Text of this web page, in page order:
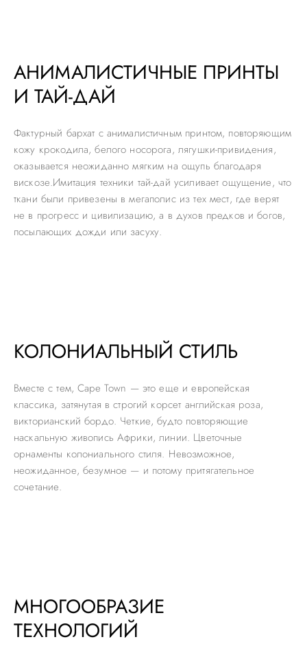
АНИМАЛИСТИЧНЫЕ ПРИНТЫ
И ТАЙ-ДАЙ
Фактурный бархат с анималистичным принтом, повторяющим
кожу крокодила, белого носорога, лягушки-привидения,
оказывается неожиданно мягким на ощупь благодаря
вискозе.Имитация техники тай-дай усиливает ощущение, что
ткани были привезены в мегаполис из тех мест, где верят
не в прогресс и цивилизацию, а в духов предков и богов,
посылающих дожди или засуху.
КОЛОНИАЛЬНЫЙ СТИЛЬ
Вместе с тем, Cape Town — это еще и европейская
классика, затянутая в строгий корсет английская роза,
викторианский бордо. Четкие, будто повторяющие
наскальную живопись Африки, линии. Цветочные
орнаменты колониального стиля. Невозможное,
неожиданное, безумное — и потому притягательное
сочетание.
МНОГООБРАЗИЕ
ТЕХНОЛОГИЙ